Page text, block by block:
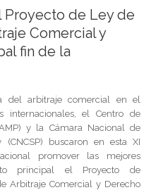
Proyecto de Ley de
Comercial y
fin de la
del arbitraje comercial en el
internacionales, el Centro de
y la Cámara Nacional de
buscaron en esta XI
promover las mejores
principal el Proyecto de
Arbitraje Comercial y Derecho